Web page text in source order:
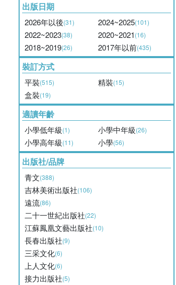
出版日期
2026年以後(31) 2024~2025(101)
2022~2023(38) 2020~2021(16)
2018~2019(26) 2017年以前(435)
裝訂方式
平裝(515) 精裝(15)
盒裝(19)
適讀年齡
小學低年級(1) 小學中年級(26)
小學高年級(11) 小學(56)
出版社/品牌
青文(388)
吉林美術出版社(106)
遠流(86)
二十一世紀出版社(22)
江蘇鳳凰文藝出版社(10)
長春出版社(9)
三采文化(6)
上人文化(6)
接力出版社(5)